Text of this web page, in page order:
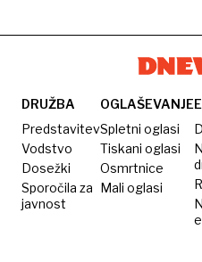
ostrejše
huliganom
tekmo
Aek -
Dinamo
DRUŽBA
Predstavitev
Vodstvo
Dosežki
Sporočila za
javnost
OGLAŠEVANJE
Spletni oglasi
Tiskani oglasi
Osmrtnice
Mali oglasi